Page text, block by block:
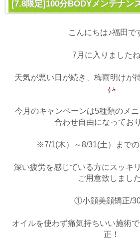
[7.8限定]100分BODYメンテナン
こんにちは♪福田で
7月に入りましたね
天気が悪い日が続き、梅雨明けが
今月のキャンペーンは5種類のメ
合わせ自由になってお
※7/1(木）～8/31(土）まで
深い疲労を感じている方にスッキ
ご用意致しまし
①小顔美顔矯正/
オイルを使わず痛気持ちいい施術
正！